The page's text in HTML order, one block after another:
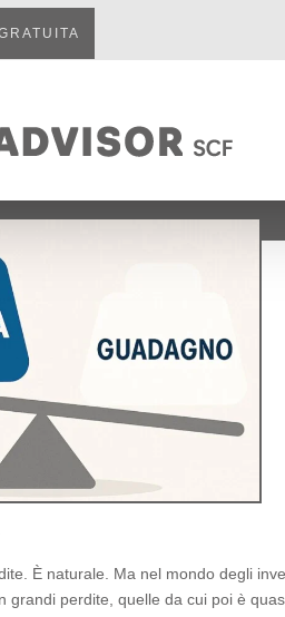
È naturale. Ma nel mondo degli
grandi perdite, quelle da cui poi è